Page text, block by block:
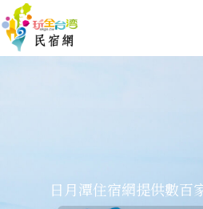
日月潭住宿網提供數百